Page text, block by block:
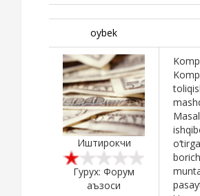
oybek
Иштирокчи
Гурух: Форум
аъзоси